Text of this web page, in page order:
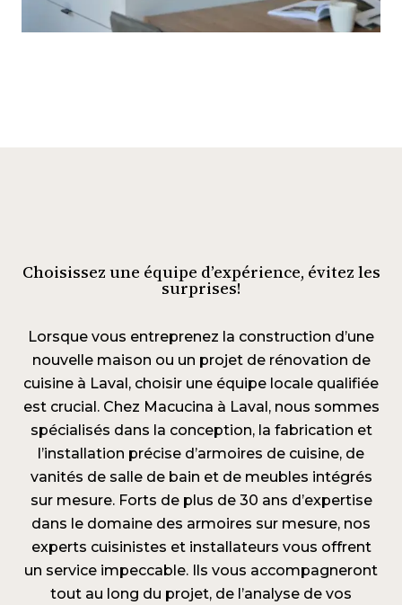
Choisissez une équipe d’expérience, évitez les
surprises!
Lorsque vous entreprenez la construction d’une
nouvelle maison ou un projet derénovation de
cuisine à Laval, choisir une équipe locale qualifiée
est crucial. Chez Macucina à Laval, nous sommes
spécialisés dans la conception, la fabrication et
l’installation précise d’armoires de cuisine, de
vanités de salle de bain et de meubles intégrés
sur mesure. Forts de plus de 30 ans d’expertise
dans le domaine des armoires sur mesure, nos
experts cuisinistes et installateurs vous offrent
un service impeccable. Ils vous accompagneront
tout au long du projet, de l’analyse de vos